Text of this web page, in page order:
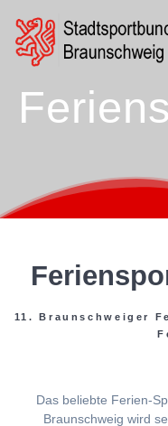
11. Braunschweiger
Das beliebte Ferien-
Braunschweig wird